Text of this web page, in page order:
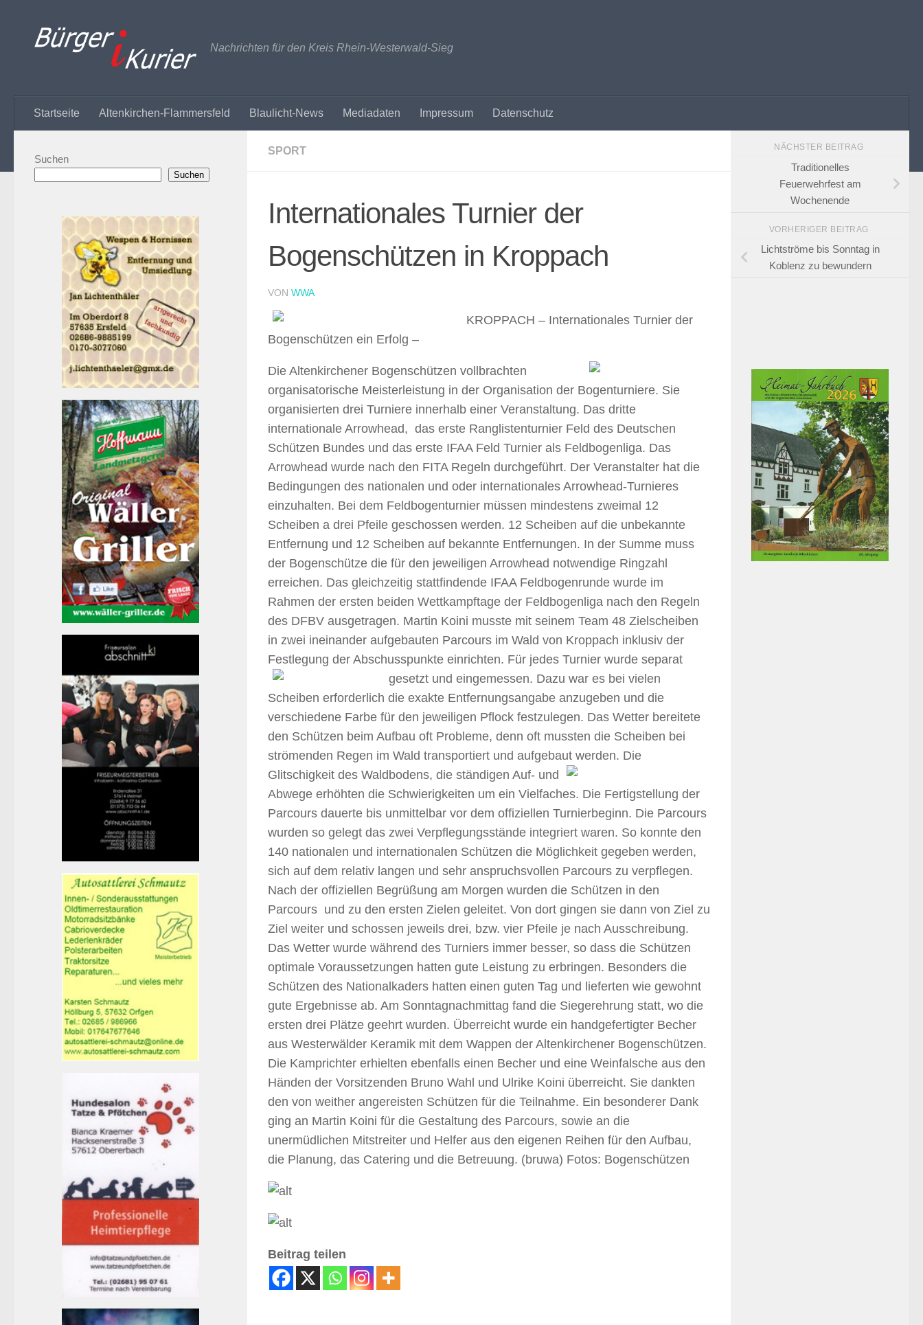
Nachrichten für den Kreis Rhein-Westerwald-Sieg
Startseite Altenkirchen-Flammersfeld Blaulicht-News Mediadaten Impressum Datenschutz
SPORT
Internationales Turnier der
Bogenschützen in Kroppach
VON WWA
KROPPACH – Internationales Turnier der
Bogenschützen ein Erfolg –
Die Altenkirchener Bogenschützen vollbrachten
organisatorische Meisterleistung in der Organisation der Bogenturniere. Sie
organisierten drei Turniere innerhalb einer Veranstaltung. Das dritte
internationale Arrowhead, das erste Ranglistenturnier Feld des Deutschen
Schützen Bundes und das erste IFAA Feld Turnier als Feldbogenliga. Das
Arrowhead wurde nach den FITA Regeln durchgeführt. Der Veranstalter hat die
Bedingungen des nationalen und oder internationales Arrowhead-Turnieres
einzuhalten. Bei dem Feldbogenturnier müssen mindestens zweimal 12
Scheiben a drei Pfeile geschossen werden. 12 Scheiben auf die unbekannte
Entfernung und 12 Scheiben auf bekannte Entfernungen. In der Summe muss
der Bogenschütze die für den jeweiligen Arrowhead notwendige Ringzahl
erreichen. Das gleichzeitig stattfindende IFAA Feldbogenrunde wurde im
Rahmen der ersten beiden Wettkampftage der Feldbogenliga nach den Regeln
des DFBV ausgetragen. Martin Koini musste mit seinem Team 48 Zielscheiben
in zwei ineinander aufgebauten Parcours im Wald von Kroppach inklusiv der
Festlegung der Abschusspunkte einrichten. Für jedes Turnier wurde separat
gesetzt und eingemessen. Dazu war es bei vielen
Scheiben erforderlich die exakte Entfernungsangabe anzugeben und die
verschiedene Farbe für den jeweiligen Pflock festzulegen. Das Wetter bereitete
den Schützen beim Aufbau oft Probleme, denn oft mussten die Scheiben bei
strömenden Regen im Wald transportiert und aufgebaut werden. Die
Glitschigkeit des Waldbodens, die ständigen Auf- und
Abwege erhöhten die Schwierigkeiten um ein Vielfaches. Die Fertigstellung der
Parcours dauerte bis unmittelbar vor dem offiziellen Turnierbeginn. Die Parcours
wurden so gelegt das zwei Verpflegungsstände integriert waren. So konnte den
140 nationalen und internationalen Schützen die Möglichkeit gegeben werden,
sich auf dem relativ langen und sehr anspruchsvollen Parcours zu verpflegen.
Nach der offiziellen Begrüßung am Morgen wurden die Schützen in den
Parcours und zu den ersten Zielen geleitet. Von dort gingen sie dann von Ziel zu
Ziel weiter und schossen jeweils drei, bzw. vier Pfeile je nach Ausschreibung.
Das Wetter wurde während des Turniers immer besser, so dass die Schützen
optimale Voraussetzungen hatten gute Leistung zu erbringen. Besonders die
Schützen des Nationalkaders hatten einen guten Tag und lieferten wie gewohnt
gute Ergebnisse ab. Am Sonntagnachmittag fand die Siegerehrung statt, wo die
ersten drei Plätze geehrt wurden. Überreicht wurde ein handgefertigter Becher
aus Westerwälder Keramik mit dem Wappen der Altenkirchener Bogenschützen.
Die Kamprichter erhielten ebenfalls einen Becher und eine Weinfalsche aus den
Händen der Vorsitzenden Bruno Wahl und Ulrike Koini überreicht. Sie dankten
den von weither angereisten Schützen für die Teilnahme. Ein besonderer Dank
ging an Martin Koini für die Gestaltung des Parcours, sowie an die
unermüdlichen Mitstreiter und Helfer aus den eigenen Reihen für den Aufbau,
die Planung, das Catering und die Betreuung. (bruwa) Fotos: Bogenschützen
Beitrag teilen
Suchen
Suchen
NÄCHSTER BEITRAG
Traditionelles
Feuerwehrfest am
Wochenende
VORHERIGER BEITRAG
Lichtströme bis Sonntag in
Koblenz zu bewundern